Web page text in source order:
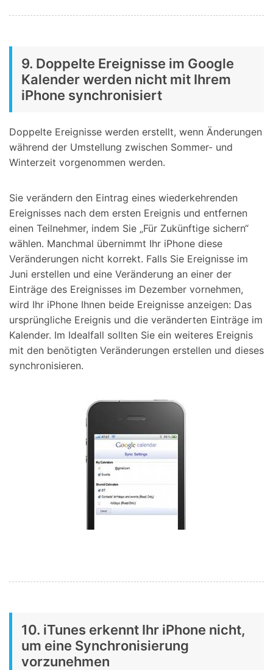
9. Doppelte Ereignisse im Google
Kalender werden nicht mit Ihrem
iPhone synchronisiert
Doppelte Ereignisse werden erstellt, wenn Änderungen
während der Umstellung zwischen Sommer- und
Winterzeit vorgenommen werden.
Sie verändern den Eintrag eines wiederkehrenden
Ereignisses nach dem ersten Ereignis und entfernen
einen Teilnehmer, indem Sie „Für Zukünftige sichern“
wählen. Manchmal übernimmt Ihr iPhone diese
Veränderungen nicht korrekt. Falls Sie Ereignisse im
Juni erstellen und eine Veränderung an einer der
Einträge des Ereignisses im Dezember vornehmen,
wird Ihr iPhone Ihnen beide Ereignisse anzeigen: Das
ursprüngliche Ereignis und die veränderten Einträge im
Kalender. Im Idealfall sollten Sie ein weiteres Ereignis
mit den benötigten Veränderungen erstellen und dieses
synchronisieren.
10. iTunes erkennt Ihr iPhone nicht,
um eine Synchronisierung
vorzunehmen